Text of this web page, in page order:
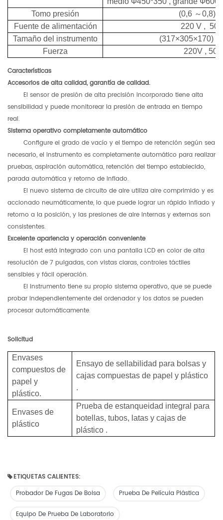
Tomo presión (0,6 ～
Fuente de alimentación
220 V , 50
Tamaño del instrumento
(317×305×170)
Fuerza
220V ,
Características
Accesorios de alta calidad, garantía de calidad.
El sensor de presión de alta precisión incorporado tiene alta
sensibilidad y puede monitorear la presión de entrada en tiempo
real.
Sistema operativo completamente automático
Configure el grado de vacío y el tiempo de retención según sea
necesario, el instrumento es completamente automático para realizar
pruebas, aspiración automática, retención del tiempo establecido,
parada automática y retorno de inflado.
El nuevo sistema de circuito de aire utiliza aire comprimido y es
accionado neumáticamente, lo que puede lograr un rápido inflado y
retorno a la posición, y las presiones de aire internas y externas son
consistentes.
Excelente apariencia y operación conveniente
El host está integrado con una pantalla LCD en color de alta
resolución de 7 pulgadas, con vistas claras, controles táctiles
sensibles y fácil operación.
El instrumento tiene su propio sistema operativo, que se puede
probar independientemente del ordenador y los datos se pueden
procesar automáticamente.
Solicitud
Envases
compuestos de
papel y
plástico.
Ensayo de sellabilidad para bolsas y
cajas compuestas de papel y plástico
.
Envases de
plástico
Prueba de estanqueidad integral para
botellas, tubos, latas y cajas de
plástico .
ETIQUETAS CALIENTES:
Probador De Fugas De Bolsa
Prueba De Película Plástica
Equipo De Prueba De Laboratorio